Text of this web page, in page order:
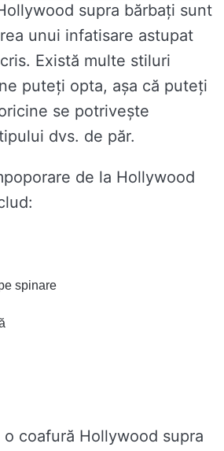
supra bărbați sunt
unui infatisare astupat
Există multe stiluri
puteți opta, așa că puteți
se potrivește
dvs. de păr.
de la Hollywood
spinare
coafură Hollywood supra